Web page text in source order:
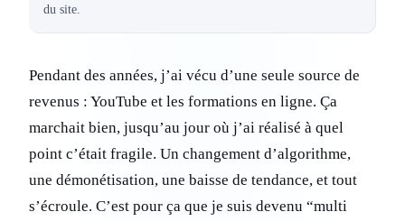
du site.
Pendant des années, j’ai vécu d’une seule source de
revenus : YouTube et les formations en ligne. Ça
marchait bien, jusqu’au jour où j’ai réalisé à quel
point c’était fragile. Un changement d’algorithme,
une démonétisation, une baisse de tendance, et tout
s’écroule. C’est pour ça que je suis devenu “multi